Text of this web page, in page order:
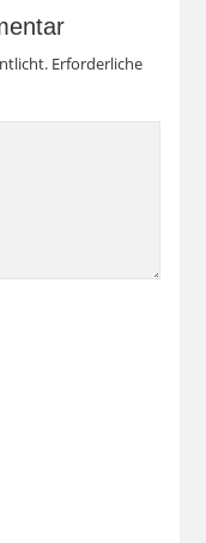
Erforderliche